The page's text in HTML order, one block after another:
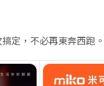
定，不必再東奔西跑。